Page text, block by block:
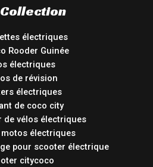
électriques
Rooder Guinée
électriques
de révision
électriques
de coco city
vélos électriques
électriques
pour scooter électrique
citycoco